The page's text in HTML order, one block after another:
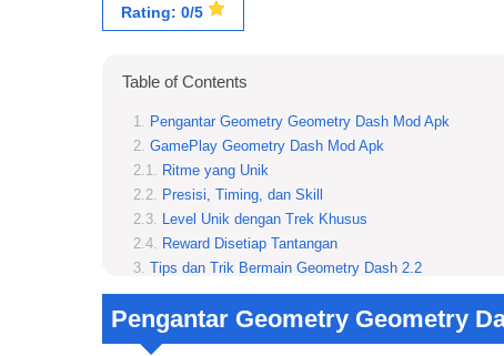
Rating: 0/5
Table of Contents
Pengantar Geometry Geometry Dash Mod Apk
GamePlay Geometry Dash Mod Apk
Ritme yang Unik
Presisi, Timing, dan Skill
Level Unik dengan Trek Khusus
Reward Disetiap Tantangan
Tips dan Trik Bermain Geometry Dash 2.2
Menguasai Timing
Tetap Tenang
Kustomisasi Ikon
Pengantar Geometry Geometry